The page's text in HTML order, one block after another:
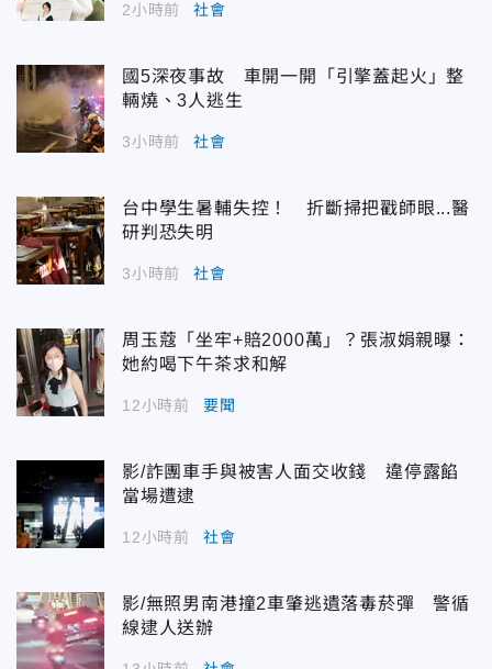
2小時前 社會
國5深夜事故 車開一開「引擎蓋起火」整
輛燒、3人逃生
3小時前 社會
台中學生暑輔失控！ 折斷掃把戳師眼...醫
研判恐失明
3小時前 社會
周玉蔻「坐牢+賠2000萬」？張淑娟親曝：
她約喝下午茶求和解
12小時前 要聞
影/詐團車手與被害人面交收錢 違停露餡
當場遭逮
12小時前 社會
影/無照男南港撞2車肇逃遺落毒菸彈 警循
線逮人送辦